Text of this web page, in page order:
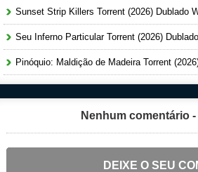
Sunset Strip Killers Torrent (2026) Dublado
Seu Inferno Particular Torrent (2026)
Pinóquio: Maldição de Madeira Torrent
Nenhum comentário
DEIXE O SEU